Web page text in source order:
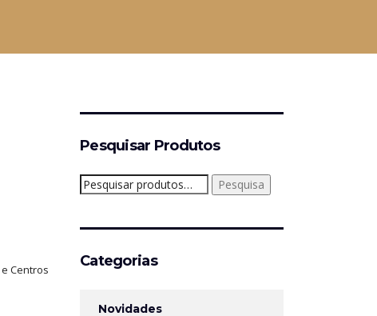
Centros
Pesquisar Produtos
Pesquisar
por:
Pesquisa
Categorias
Novidades